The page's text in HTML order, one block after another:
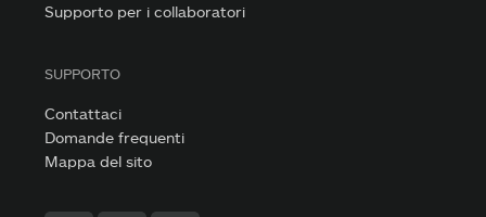
Supporto per i collaboratori
SUPPORTO
Contattaci
Domande frequenti
Mappa del sito